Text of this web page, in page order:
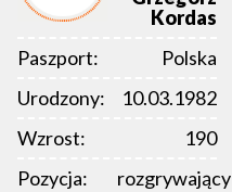
Kordas
Paszport:
Polska
Urodzony:
10.03.1982
Wzrost:
190
Pozycja:
rozgrywający